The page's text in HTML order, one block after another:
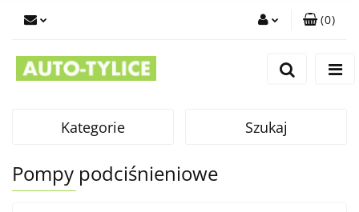
(0)
Kategorie Szukaj
Pompy podciśnieniowe